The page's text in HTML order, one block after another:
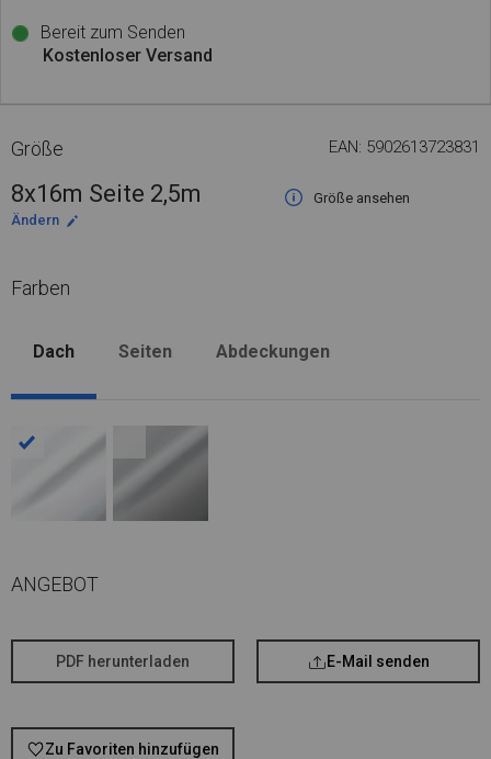
Bereit zum Senden
Kostenloser Versand
Größe EAN: 5902613723831
8x16m Seite 2,5m
Größe ansehen
Ändern
Farben
Dach Seiten Abdeckungen
ANGEBOT
PDF herunterladen E-Mail senden
Zu Favoriten hinzufügen